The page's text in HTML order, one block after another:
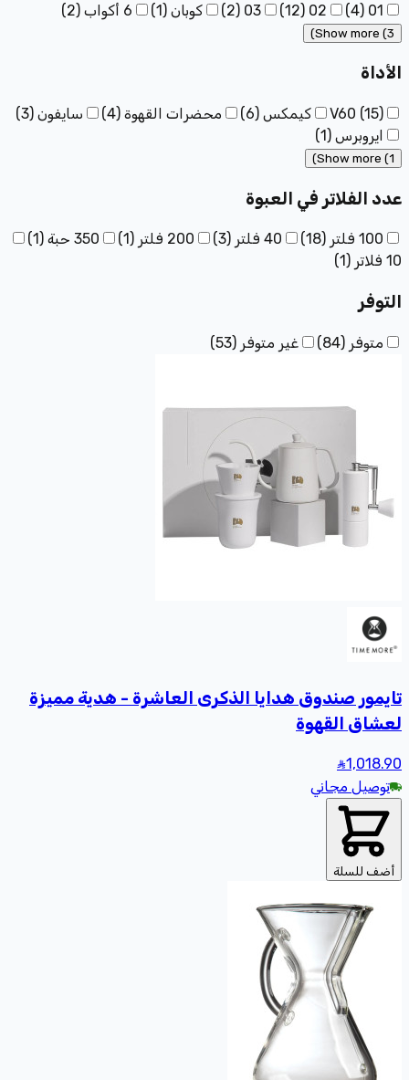
01
(
4
)
02
(
12
)
03
(
2
) كوبان (
1
) 6 أكواب (
2
)
Show more (3)
الأداة
V60 (15) كيمكس (
6
) محضرات القهوة (
4
) سايفون (
3
)
ايروبرس (
1
)
Show more (1)
عدد الفلاتر في العبوة
100 فلتر (
18
) 40 فلتر (
3
) 200 فلتر (
1
) 350 حبة (
1
)
10 فلاتر
(
1
)
التوفر
متوفر (
84
) غير متوفر (
53
)
تايمور صندوق هدايا الذكرى العاشرة - هدية مميزة
لعشاق القهوة
1,018.90
توصيل مجاني
أضف للسلة